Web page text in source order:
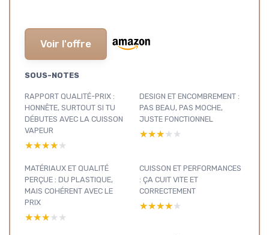
Voir l'offre
SOUS-NOTES
RAPPORT QUALITÉ-PRIX :
HONNÊTE, SURTOUT SI TU
DÉBUTES AVEC LA CUISSON
VAPEUR
★★★★★
★★★★★
DESIGN ET ENCOMBREMENT :
PAS BEAU, PAS MOCHE,
JUSTE FONCTIONNEL
★★★★★
★★★★★
MATÉRIAUX ET QUALITÉ
PERÇUE : DU PLASTIQUE,
MAIS COHÉRENT AVEC LE
PRIX
★★★★★
★★★★★
CUISSON ET PERFORMANCES
: ÇA CUIT VITE ET
CORRECTEMENT
★★★★★
★★★★★